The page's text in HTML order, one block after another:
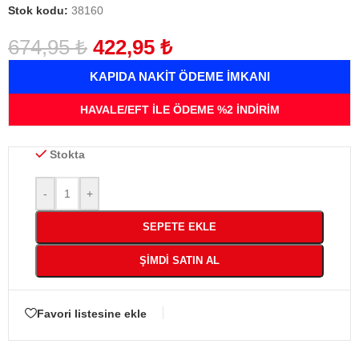
Stok kodu: 38160
674,95₺ 422,95 ₺
KAPIDA NAKİT ÖDEME İMKANI
HAVALE/EFT İLE ÖDEME %2 İNDİRİM
Stokta
- +
SEPETE EKLE
ŞIMDI SATIN AL
Favori listesine ekle